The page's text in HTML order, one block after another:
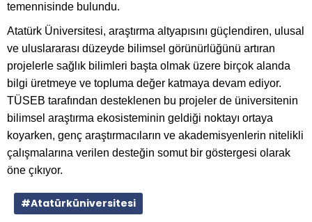
temennisinde bulundu.
Atatürk Üniversitesi, araştırma altyapısını güçlendiren, ulusal
ve uluslararası düzeyde bilimsel görünürlüğünü artıran
projelerle sağlık bilimleri başta olmak üzere birçok alanda
bilgi üretmeye ve topluma değer katmaya devam ediyor.
TÜSEB tarafından desteklenen bu projeler de üniversitenin
bilimsel araştırma ekosisteminin geldiği noktayı ortaya
koyarken, genç araştırmacıların ve akademisyenlerin nitelikli
çalışmalarına verilen desteğin somut bir göstergesi olarak
öne çıkıyor.
#Atatürküniversitesi